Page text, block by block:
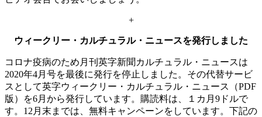
+
ウィークリー・カルチュラル・ニュースを発行しました
コロナ疫病のため月刊英字新聞カルチュラル・ニュースは
2020年4月号を最後に発行を停止しました。その代替サービ
スとして英字ウィークリー・カルチュラル・ニュース（PDF
版）を6月から発行しています。購読料は、１カ月9ドルで
す。12月末までは、無料キャンペーンをしています。下記の